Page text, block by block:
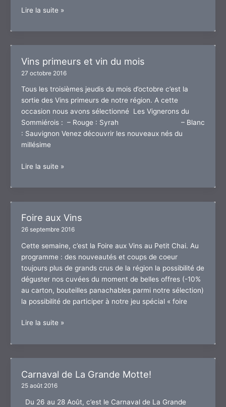
Fêtez
avec
Chai
Lire la suite »
Vins primeurs et vin du mois
27 octobre 2016
Tous les troisièmes jeudis du mois d’octobre c’est la
sortie des Vins primeurs de notre région. A cette
occasion nous avons sélectionné Les Vignerons du
Sommiérois : – Rouge : Syrah – Blanc
: Sauvignon Venez découvrir les nouveaux nés du
millésime
Vins
et
mois
Lire la suite »
Foire aux Vins
26 septembre 2016
Cette semaine, c’est la Foire aux Vins au Petit Chai. Au
programme : des nouveautés et coups de coeur
toujours plus de grands crus de la région la possibilité de
déguster nos cuvées du moment de belles offres (-10%
au carton, bouteilles panachables parmi notre sélection)
la possibilité de participer à notre jeu spécial « foire
Foire
Vins
Lire la suite »
Carnaval de La Grande Motte!
25 août 2016
Du 26 au 28 Août, c’est le Carnaval de La Grande